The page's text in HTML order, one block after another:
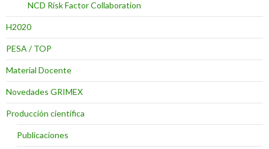
NCD Risk Factor Collaboration
H2020
PESA / TOP
Material Docente
Novedades GRIMEX
Producción científica
Publicaciones